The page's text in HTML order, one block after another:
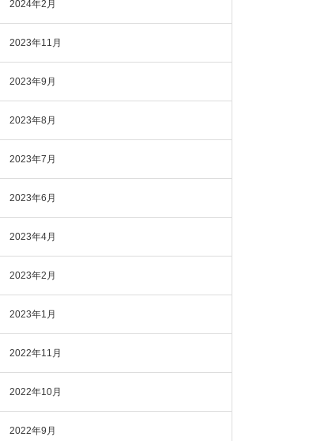
2024年2月
2023年11月
2023年9月
2023年8月
2023年7月
2023年6月
2023年4月
2023年2月
2023年1月
2022年11月
2022年10月
2022年9月